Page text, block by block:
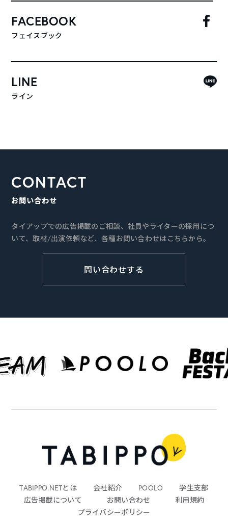
FACEBOOK
フェイスブック
LINE
ライン
CONTACT
お問い合わせ
タイアップでの広告掲載のご相談、社員やライターの採用につ
いて、取材/出演依頼など、各種お問い合わせはこちらから。
問い合わせする
TABIPPO.NETとは 会社紹介 POOLO
学生支部
広告掲載について
お問い合わせ
利用規約
プライバシーポリシー